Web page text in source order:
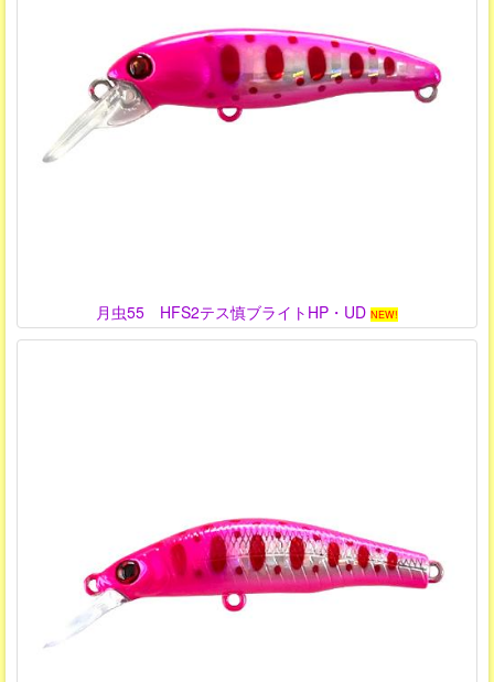
月虫55 HFS2テス慎ブライトHP・UD NEW!